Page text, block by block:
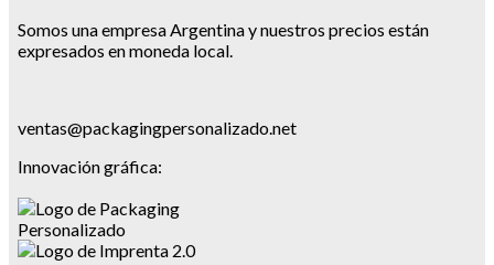
Somos una empresa Argentina y nuestros precios están
expresados en moneda local.
ventas@packagingpersonalizado.net
Innovación gráfica: